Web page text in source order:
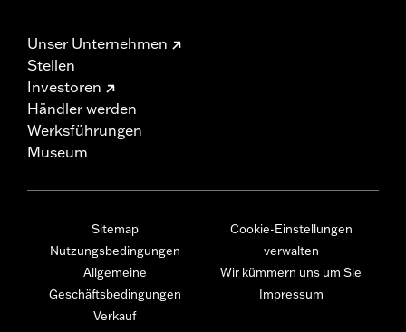
Unser Unternehmen
Stellen
Investoren
Händler werden
Werksführungen
Museum
Sitemap
Nutzungsbedingungen
Allgemeine
Geschäftsbedingungen
Verkauf
Cookie-Einstellungen
verwalten
Wir kümmern uns um Sie
Impressum